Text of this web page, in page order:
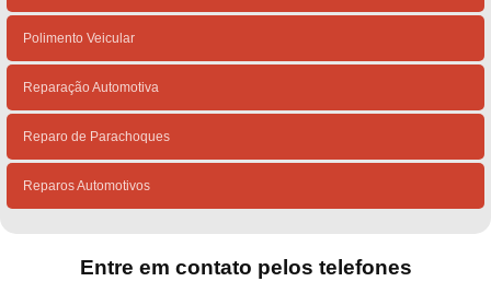
Polimento Veicular
Reparação Automotiva
Reparo de Parachoques
Reparos Automotivos
Entre em contato pelos telefones